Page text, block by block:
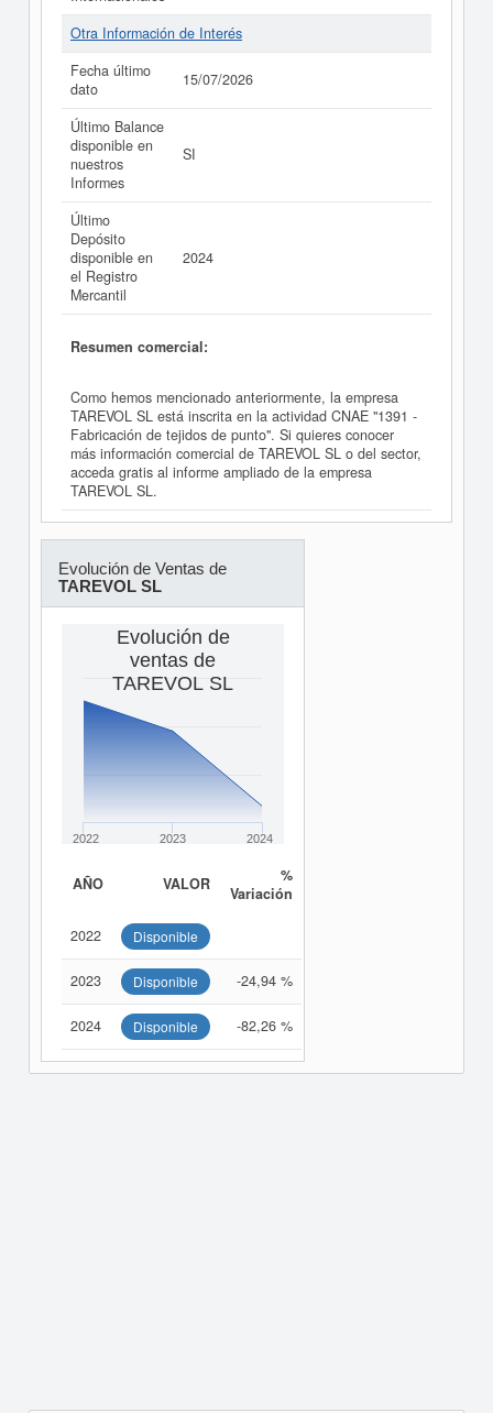
Otra Información de Interés
Fecha último
dato
15/07/2026
Último Balance
disponible en
nuestros
Informes
SI
Último
Depósito
disponible en
el Registro
Mercantil
2024
Resumen comercial:
Como hemos mencionado anteriormente, la empresa
TAREVOL SL está inscrita en la actividad CNAE "1391 -
Fabricación de tejidos de punto". Si quieres conocer
más información comercial de TAREVOL SL o del sector,
acceda gratis al informe ampliado de la empresa
TAREVOL SL.
Evolución de Ventas de
TAREVOL SL
Evolución de
ventas de
TAREVOL SL
2022 2023 2024
AÑO VALOR
%
Variación
2022 Disponible
2023 Disponible -24,94 %
2024 Disponible -82,26 %